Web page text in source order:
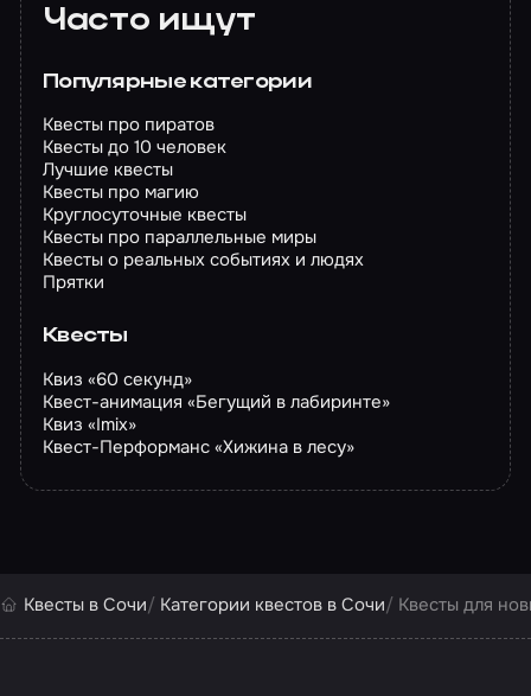
Часто ищут
Популярные категории
Квесты про пиратов
Квесты до 10 человек
Лучшие квесты
Квесты про магию
Круглосуточные квесты
Квесты про параллельные миры
Квесты о реальных событиях и людях
Прятки
Квесты
Квиз «60 секунд»
Квест-анимация «Бегущий в лабиринте»
Квиз «Imix»
Квест-Перформанс «Хижина в лесу»
Квесты в Сочи Категории квестов в Сочи Квесты для